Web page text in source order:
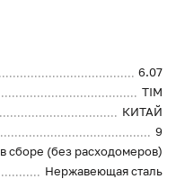
6.07
TIM
КИТАЙ
9
в сборе (без расходомеров)
Нержавеющая сталь